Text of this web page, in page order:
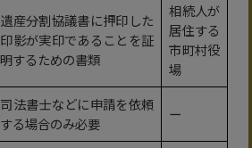
遺産分割協議書に押印した
印影が実印であることを証
明するための書類
相続人が
居住する
市町村役
場
司法書士などに申請を依頼
する場合のみ必要
ー